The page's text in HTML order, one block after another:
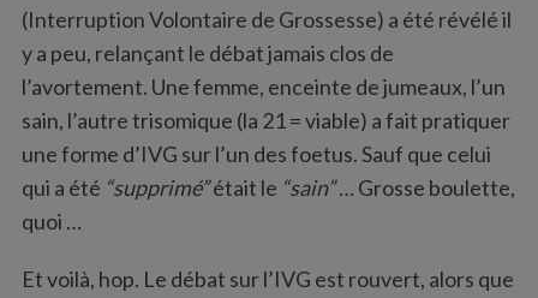
(Interruption Volontaire de Grossesse) a été révélé il
y a peu, relançant le débat jamais clos de
l’avortement. Une femme, enceinte de jumeaux, l’un
sain, l’autre trisomique (la 21 = viable) a fait pratiquer
une forme d’IVG sur l’un des foetus. Sauf que celui
qui a été “supprimé”était le “sain”… Grosse boulette,
quoi …
Et voilà, hop. Le débat sur l’IVG est rouvert, alors que